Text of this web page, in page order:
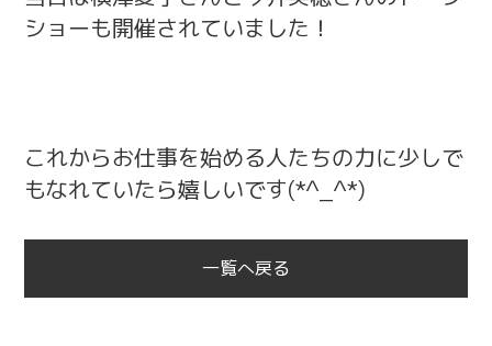
ショーも開催されていました！
これからお仕事を始める人たちの力に少しで
もなれていたら嬉しいです(*^_^*)
一覧へ戻る